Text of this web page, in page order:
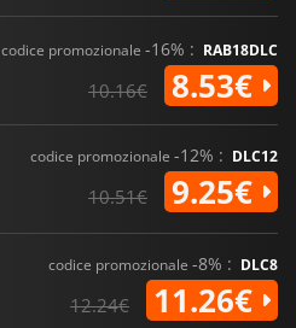
codice promozionale -16% : RAB18DLC
10.16€ 8.53€
codice promozionale -12% : DLC12
10.51€ 9.25€
codice promozionale -8% : DLC8
12.24€ 11.26€